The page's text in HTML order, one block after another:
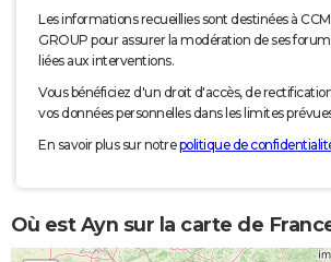
Les informations recueillies sont destinées à
GROUP pour assurer la modération de ses
liées aux interventions.
Vous bénéficiez d'un droit d'accès, de
vos données personnelles dans les limites
En savoir plus sur notrepolitique de
Où est Ayn sur la carte de